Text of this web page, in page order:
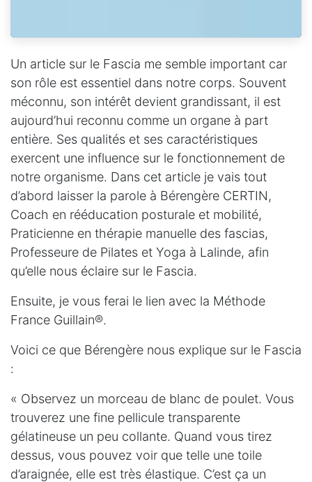
Un article sur le Fascia me semble important car
son rôle est essentiel dans notre corps. Souvent
méconnu, son intérêt devient grandissant, il est
aujourd’hui reconnu comme un organe à part
entière. Ses qualités et ses caractéristiques
exercent une influence sur le fonctionnement de
notre organisme. Dans cet article je vais tout
d’abord laisser la parole à Bérengère CERTIN,
Coach en rééducation posturale et mobilité,
Praticienne en thérapie manuelle des fascias,
Professeure de Pilates et Yoga à Lalinde, afin
qu’elle nous éclaire sur le Fascia.
Ensuite, je vous ferai le lien avec la Méthode
France Guillain®.
Voici ce que Bérengère nous explique sur le Fascia
:
« Observez un morceau de blanc de poulet. Vous
trouverez une fine pellicule transparente
gélatineuse un peu collante. Quand vous tirez
dessus, vous pouvez voir que telle une toile
d’araignée, elle est très élastique. C’est ça un